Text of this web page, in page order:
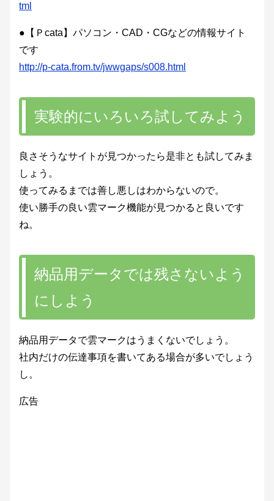
tml
●【Ｐcata】パソコン・CAD・CGなどの情報サイト
です
http://p-cata.from.tv/jwwgaps/s008.html
実験的にいろいろ試してみよう
良さそうなサイトが見つかったら是非とも試してみま
しょう。
使ってみるまでは善し悪しはわからないので。
使い勝手の良い雲マーク機能が見つかると良いです
ね。
納品用データでは残さないよう
にしよう
納品用データで雲マークはうまくないでしょう。
社内だけの伝達事項を書いてある場合が多いでしょう
し。
広告